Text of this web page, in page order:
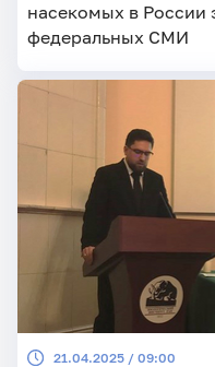
насекомых в России
федеральных СМИ
21.04.2025 / 09:00